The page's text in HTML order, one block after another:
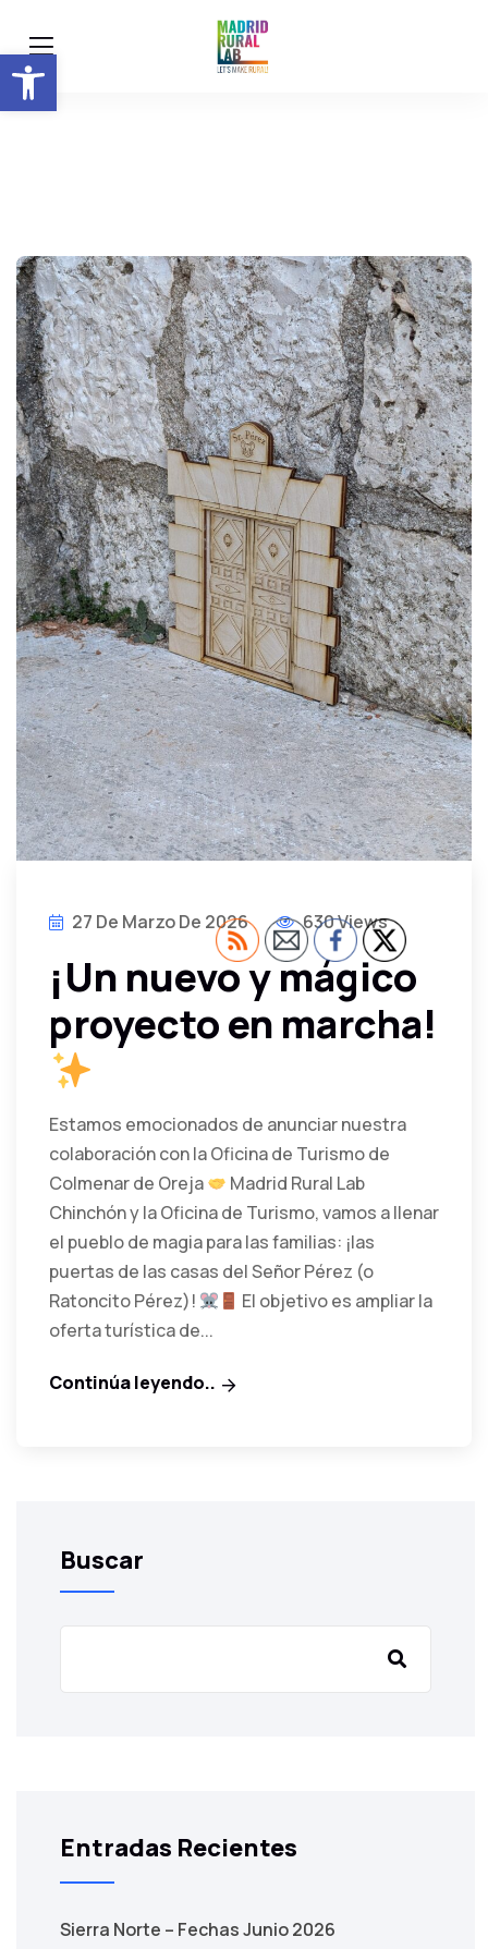
Abrir barra de herramientas
27 De Marzo De 2026 630 Views
¡Un nuevo y mágico
proyecto en marcha!
Estamos emocionados de anunciar nuestra
colaboración con la Oficina de Turismo de
Colmenar de Oreja
Madrid Rural Lab
Chinchón y la Oficina de Turismo, vamos a llenar
el pueblo de magia para las familias: ¡las
puertas de las casas del Señor Pérez (o
Ratoncito Pérez)!
El objetivo es ampliar la
oferta turística de...
Continúa leyendo..
Buscar
Entradas Recientes
Sierra Norte – Fechas Junio 2026